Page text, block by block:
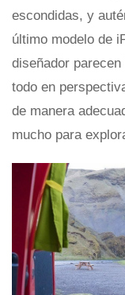
escondidas, y
último modelo de
diseñador
todo en
de manera
mucho para